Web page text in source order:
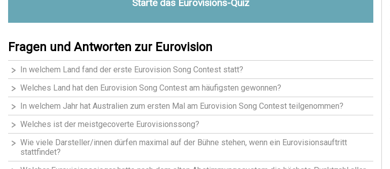
Starte das Eurovisions-Quiz
Fragen und Antworten zur Eurovision
In welchem Land fand der erste Eurovision Song Contest statt?
Welches Land hat den Eurovision Song Contest am häufigsten gewonnen?
In welchem Jahr hat Australien zum ersten Mal am Eurovision Song Contest teilgenommen?
Welches ist der meistgecoverte Eurovisionssong?
Wie viele Darsteller/innen dürfen maximal auf der Bühne stehen, wenn ein Eurovisionsauftritt
stattfindet?